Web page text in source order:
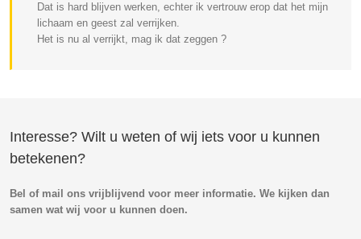
Dat is hard blijven werken, echter ik vertrouw erop dat het mijn
lichaam en geest zal verrijken.
Het is nu al verrijkt, mag ik dat zeggen ?
Interesse? Wilt u weten of wij iets voor u kunnen
betekenen?
Bel of mail ons vrijblijvend voor meer informatie. We kijken dan
samen wat wij voor u kunnen doen.